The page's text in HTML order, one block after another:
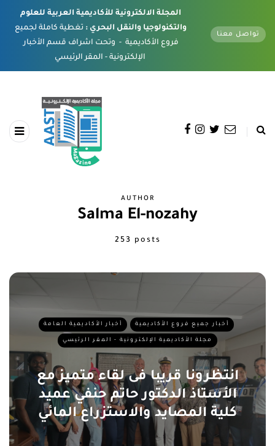
المجلة الالكترونية للأكاديمية العربية للعلوم
والتكنولوجيا والنقل البحري : تغطية كاملة لجميع
فروع الأكاديمية - وتحت اشراف قسم الأخبار
تواصل معنا
AUTHOR
Salma El-nozahy
253 posts
أخبار الأكاديمية العامة أخبار جميع فروع الأكاديمية
مجلة الأكاديمية الإلكترونية - المقر الرئيسي
انتظرونا قريبا فى لقاء متميز مع
الأستاذ الدكتور حاتم حنفي عميد
كلية المصايد والاستزراع المائي